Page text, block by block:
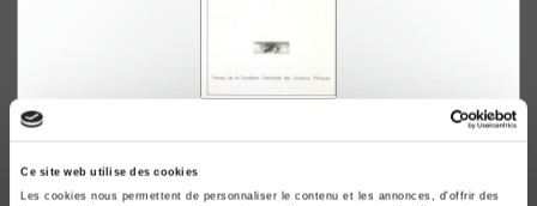
Ce site web utilise des cookies
Les cookies nous permettent de personnaliser le contenu et les annonces, d'offrir des
Les Nationalisations de la Libération
De l'utopie au compromis
Claire Andrieu, Lucette Le Van